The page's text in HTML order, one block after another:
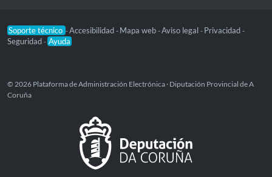
Soporte técnico -Accesibilidad - Mapa web -Aviso legal - Privacidad -
Seguridad - Ayuda
© 2026 Plataforma de Administración Electrónica · Diputación Provincial de A
Coruña